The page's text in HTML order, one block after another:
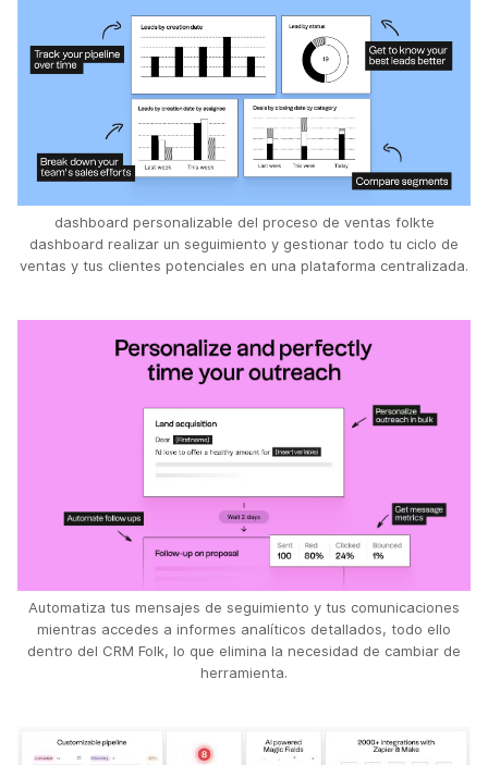
dashboard personalizable del proceso de ventas folkte
dashboard realizar un seguimiento y gestionar todo tu ciclo de
ventas y tus clientes potenciales en una plataforma centralizada.
Automatiza tus mensajes de seguimiento y tus comunicaciones
mientras accedes a informes analíticos detallados, todo ello
dentro del CRM Folk, lo que elimina la necesidad de cambiar de
herramienta.